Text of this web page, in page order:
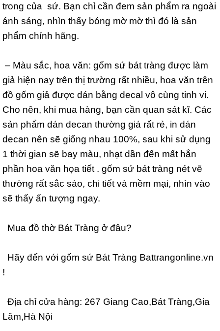
trong của sứ. Bạn chỉ cần đem sản phẩm ra ngoài
ánh sáng, nhìn thấy bóng mờ mờ thì đó là sản
phẩm chính hãng.
– Màu sắc, hoa văn: gốm sứ bát tràng được làm
giả hiện nay trên thị trường rất nhiều, hoa văn trên
đồ gốm giả được dán bằng decal vô cùng tinh vi.
Cho nên, khi mua hàng, bạn cần quan sát kĩ. Các
sản phẩm dán decan thường giá rất rẻ, in dán
decan nên sẽ giống nhau 100%, sau khi sử dụng
1 thời gian sẽ bay màu, nhạt dần đến mất hẳn
phần hoa văn họa tiết . gốm sứ bát tràng nét vẽ
thường rất sắc sảo, chi tiết và mềm mại, nhìn vào
sẽ thấy ấn tượng ngay.
Mua đồ thờ Bát Tràng ở đâu?
Hãy đến với gốm sứ Bát Tràng Battrangonline.vn
!
Địa chỉ cửa hàng: 267 Giang Cao,Bát Tràng,Gia
Lâm,Hà Nội